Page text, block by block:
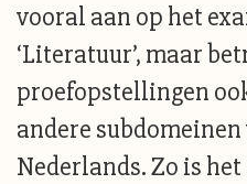
vooral aan op het
‘Literatuur’, maar
proefopstellingen
andere
Nederlands. Zo is